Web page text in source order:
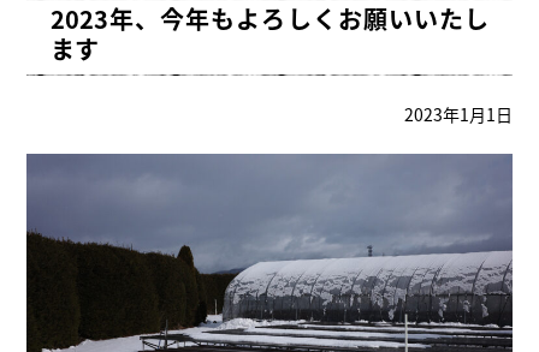
2023年、今年もよろしくお願いいたし
ます
2023年1月1日